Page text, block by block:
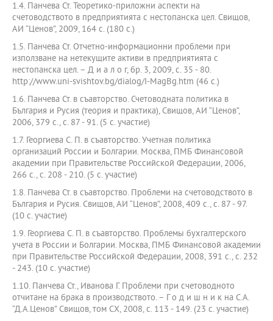
1.4. Панчева Ст. Теоретико-приложни аспекти на
счетоводството в предприятията с нестопанска цел. Свищов,
АИ “Ценов”, 2009, 164 с. (180 с.)
1.5. Панчева Ст. Отчетно-информационни проблеми при
използване на нетекущите активи в предприятията с
нестопанска цел. – Д и а л о г, бр. 3, 2009, с. 35 - 80.
http://www.uni-svishtov.bg/dialog/I-MagBg.htm (46 с.)
1.6. Панчева Ст. в съавторство. Счетоводната политика в
България и Русия (теория и практика), Свищов, АИ “Ценов”,
2006, 379 с., с. 87 - 91. (5 с. участие)
1.7. Георгиева С. П. в съавторство. Учетная политика
организаций России и Болгарии. Москва, ПМБ Финансовой
академии при Правительстве Российской Федерации, 2006,
266 с., с. 208 - 210. (5 с. участие)
1.8. Панчева Ст. в съавторство. Проблеми на счетоводството в
България и Русия. Свищов, АИ “Ценов”, 2008, 409 с., с. 87 - 97.
(10 с. участие)
1.9. Георгиева С. П. в съавторство. Проблемы бухгалтерского
учета в России и Болгарии. Москва, ПМБ Финансовой академии
при Правительстве Российской Федерации, 2008, 391 с., с. 232
- 243. (10 с. участие)
1.10. Панчева Ст., Иванова Г. Проблеми при счетоводното
отчитане на брака в производството. – Г о д и ш н и к на С.А.
“Д.А.Ценов” Свищов, том СХ, 2008, с. 113 - 149. (23 с. участие)